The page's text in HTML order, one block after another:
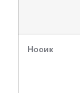
Носик